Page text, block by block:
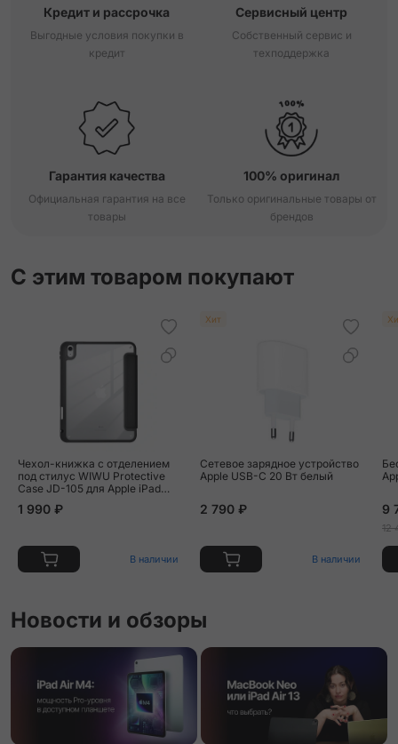
Кредит и рассрочка
Выгодные условия покупки в
кредит
Сервисный центр
Собственный сервис и
техподдержка
Гарантия качества
Официальная гарантия на все
товары
100% оригинал
Только оригинальные товары от
брендов
С этим товаром покупают
Чехол-книжка c отделением
под стилус WIWU Protective
Case JD-105 для Apple iPad
(2025) искусственная кожа,
1 990 ₽
В наличии
Хит
Сетевое зарядное устройство
Apple USB-C 20 Вт белый
2 790 ₽
В наличии
9
12
Новости и обзоры